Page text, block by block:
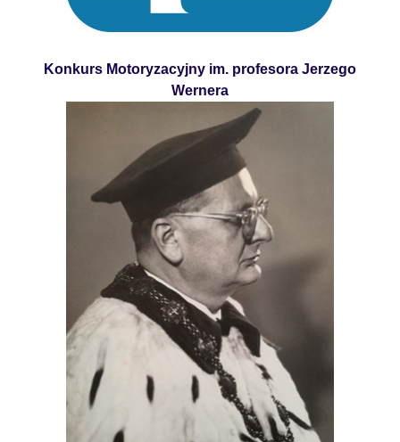
Konkurs Motoryzacyjny im. profesora Jerzego
Wernera